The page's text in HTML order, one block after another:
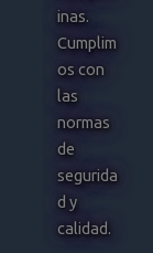
inas.
Cumplim
os con
las
normas
de
segurida
d y
calidad.